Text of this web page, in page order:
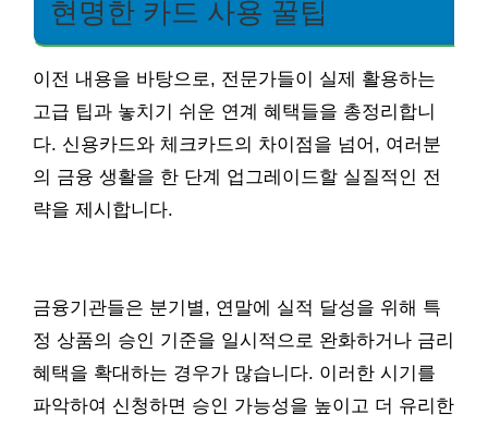
현명한 카드 사용 꿀팁
이전 내용을 바탕으로, 전문가들이 실제 활용하는
고급 팁과 놓치기 쉬운 연계 혜택들을 총정리합니
다. 신용카드와 체크카드의 차이점을 넘어, 여러분
의 금융 생활을 한 단계 업그레이드할 실질적인 전
략을 제시합니다.
금융기관들은 분기별, 연말에 실적 달성을 위해 특
정 상품의 승인 기준을 일시적으로 완화하거나 금리
혜택을 확대하는 경우가 많습니다. 이러한 시기를
파악하여 신청하면 승인 가능성을 높이고 더 유리한